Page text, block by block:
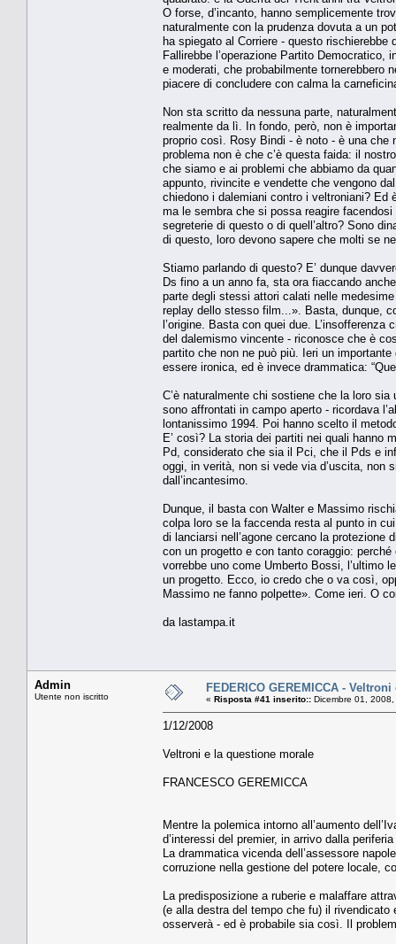
O forse, d’incanto, hanno semplicemente
naturalmente con la prudenza dovuta a un
ha spiegato al Corriere - questo
Fallirebbe l’operazione Partito
e moderati, che probabilmente tornerebbero
piacere di concludere con calma la
Non sta scritto da nessuna parte,
realmente da lì. In fondo, però, non è
proprio così. Rosy Bindi - è noto - è una
problema non è che c’è questa faida: il
che siamo e ai problemi che abbiamo da
appunto, rivincite e vendette che vengono
chiedono i dalemiani contro i veltroniani? Ed
ma le sembra che si possa reagire
segreterie di questo o di quell’altro? Sono
di questo, loro devono sapere che molti se
Stiamo parlando di questo? E’ dunque
Ds fino a un anno fa, sta ora fiaccando
parte degli stessi attori calati nelle
replay dello stesso film...». Basta, dunque,
l’origine. Basta con quei due.
del dalemismo vincente - riconosce che è
partito che non ne può più. Ieri un
essere ironica, ed è invece drammatica:
C’è naturalmente chi sostiene che la loro
sono affrontati in campo aperto - ricordava
lontanissimo 1994. Poi hanno scelto il
E’ così? La storia dei partiti nei quali hanno
Pd, considerato che sia il Pci, che il Pds e
oggi, in verità, non si vede via d’uscita, non
dall’incantesimo.
Dunque, il basta con Walter e Massimo
colpa loro se la faccenda resta al punto in
di lanciarsi nell’agone cercano la protezione
con un progetto e con tanto coraggio:
vorrebbe uno come Umberto Bossi, l’ultimo
un progetto. Ecco, io credo che o va così,
Massimo ne fanno polpette». Come ieri. O
da lastampa.it
Admin
Utente non iscritto
FEDERICO GEREMICCA -
« Risposta #41 inserito:: Dicembre 01,
1/12/2008
Veltroni e la questione morale
FRANCESCO GEREMICCA
Mentre la polemica intorno all’aumento
d’interessi del premier, in arrivo dalla
La drammatica vicenda dell’assessore
corruzione nella gestione del potere locale,
La predisposizione a ruberie e malaffare
(e alla destra del tempo che fu) il
osserverà - ed è probabile sia così. Il